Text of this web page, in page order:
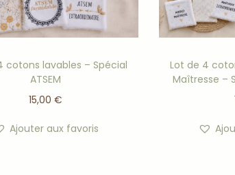
cotons lavables – Spécial
ATSEM
15,00€
Ajouter aux favoris
Lot de 4
Maîtresse –